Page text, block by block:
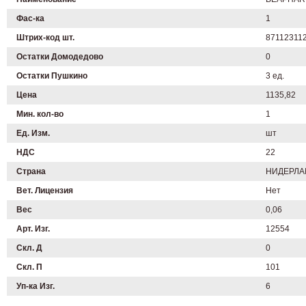
Фас-ка
1
Штрих-код шт.
Остатки Домодедово
0
Остатки Пушкино
3 ед.
Цена
1135,82
Мин. кол-во
1
Ед. Изм.
шт
НДС
22
Страна
Вет. Лицензия
Нет
Вес
0,06
Арт. Изг.
12554
Скл. Д
0
Скл. П
101
Уп-ка Изг.
6